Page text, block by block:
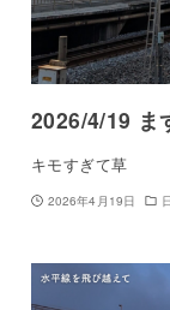
2026/4/19 ま
キモすぎて草
2026年4月19日